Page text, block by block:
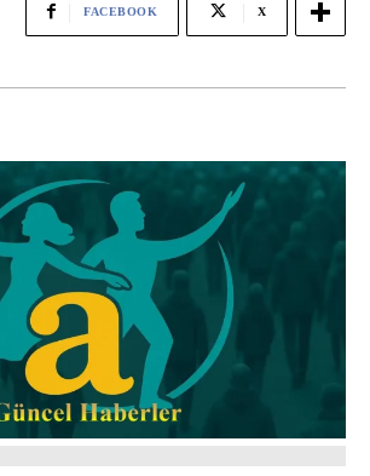
FACEBOOK X